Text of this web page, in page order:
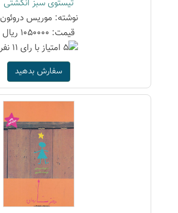
تیستوی سبز انگشتی
نوشته: موریس دروئون
قیمت: 1050000 ریال
سفارش بدهید